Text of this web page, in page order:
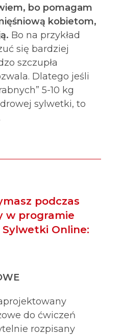
bo pomagam
kobietom,
Bo na przykład
się bardziej
szczupła
Dlatego jeśli
5-10 kg
sylwetki, to
podczas
w programie
Online:
do ćwiczeń
rozpisany